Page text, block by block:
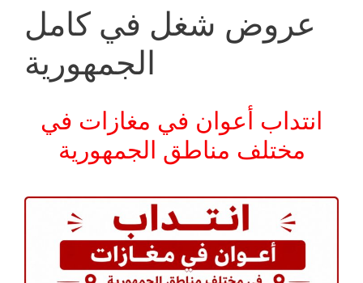
عروض شغل في كامل
الجمهورية
انتداب أعوان في مغازات في
مختلف مناطق الجمهورية